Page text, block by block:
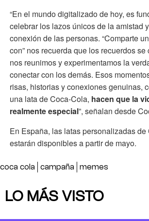
“En el mundo digitalizado de hoy, es
celebrar los lazos únicos de la amistad
conexión de las personas. “Comparte
con” nos recuerda que los recuerdos
nos reunimos y experimentamos la
conectar con los demás. Esos
risas, historias y conexiones genuinas,
una lata de Coca-Cola, hacen que la
realmente especial”, señalan desde
En España, las latas personalizadas
estarán disponibles a partir de mayo.
coca cola campaña memes
LO MÁS VISTO